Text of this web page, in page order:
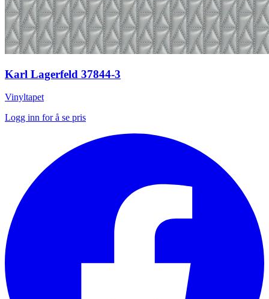
Karl Lagerfeld 37844-3
Vinyltapet
Logg inn for å se pris